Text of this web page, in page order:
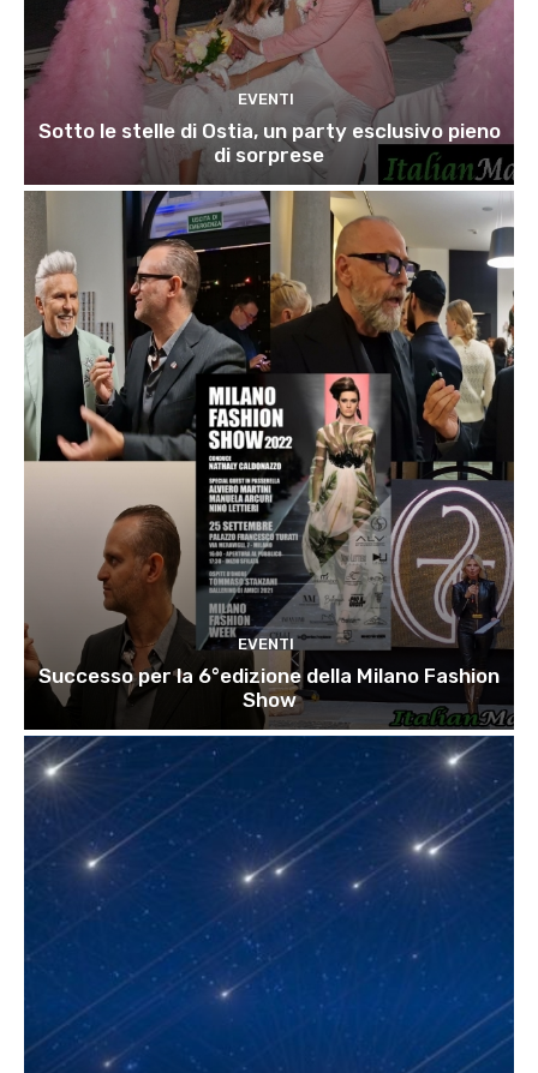
EVENTI
Sotto le stelle di Ostia, un party esclusivo pieno
di sorprese
EVENTI
Successo per la 6°edizione della Milano Fashion
Show